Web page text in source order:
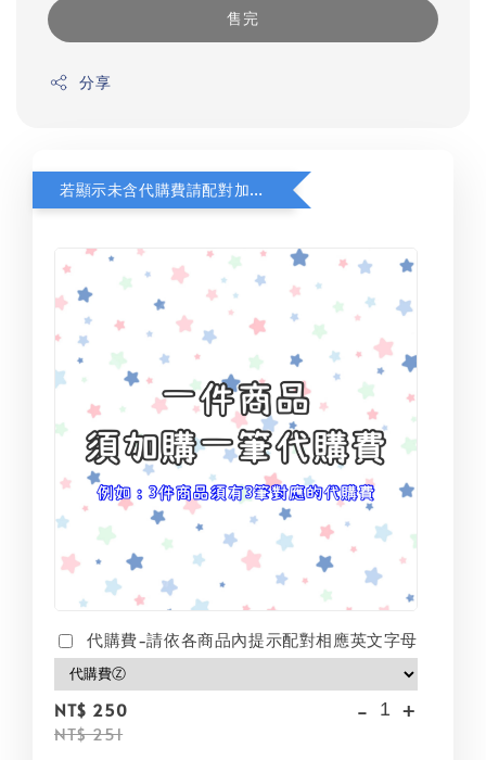
售完
分享
若顯示未含代購費請配對加購(未加購視同無效訂單)
代購費-請依各商品內提示配對相應英文字母
NT$ 250
NT$ 251
- +